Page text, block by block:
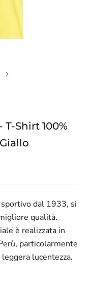
Shirt 100%
dal 1933, si
qualità.
è realizzata in
particolarmente
lucentezza.